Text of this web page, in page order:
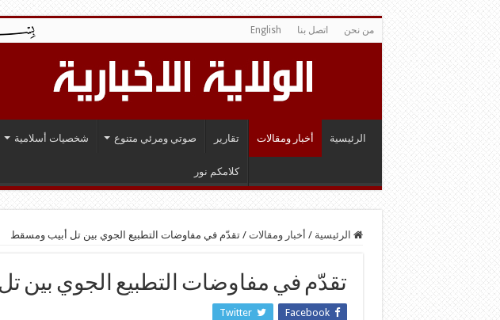
من نحن اتصل بنا English
الرئيسية أخبار ومقالات تقارير صوتي ومرئي متنوع شخصيات أسلامية
كلامكم نور
الرئيسية / أخبار ومقالات / تقدّم في مفاوضات التطبيع الجوي بين تل أبيب ومسقط
تقدّم في مفاوضات التطبيع الجوي بين
Facebook
Twitter